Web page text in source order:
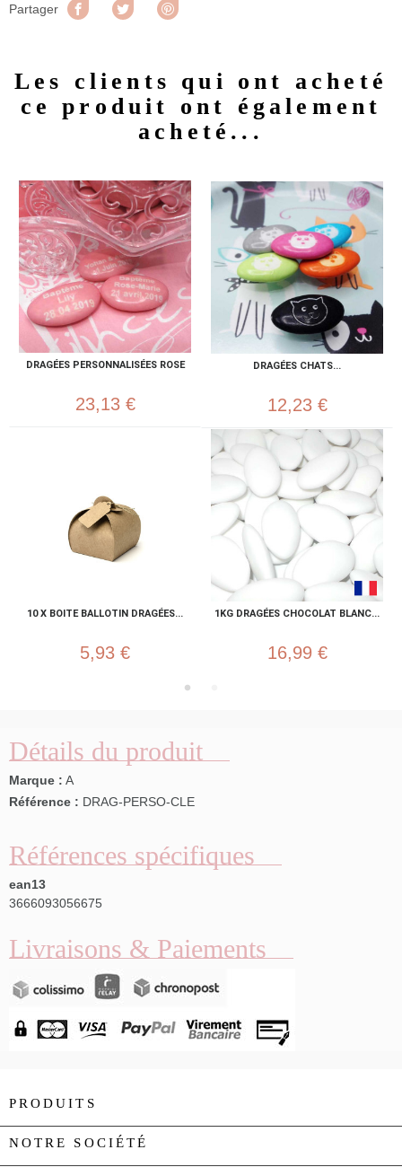
Partager Partager Tweet
Les clients qui ont acheté
ce produit ont également
acheté...
DRAGÉES PERSONNALISÉES ROSE
23,13 €
DRAGÉES CHATS...
12,23 €
10 X BOITE BALLOTIN DRAGÉES...
5,93 €
1KG DRAGÉES CHOCOLAT BLANC...
16,99 €
Détails du produit
Marque : A
Référence : DRAG-PERSO-CLE
Références spécifiques
ean13
3666093056675
Livraisons & Paiements
PRODUITS
NOTRE SOCIÉTÉ